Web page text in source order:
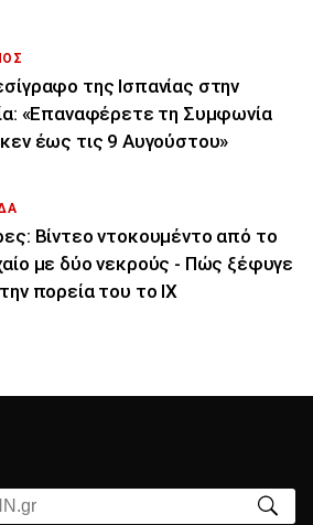
της Ισπανίας στην
«Επαναφέρετε τη Συμφωνία
έως τις 9 Αυγούστου»
Βίντεο ντοκουμέντο από το
με δύο νεκρούς - Πώς ξέφυγε
πορεία του το ΙΧ